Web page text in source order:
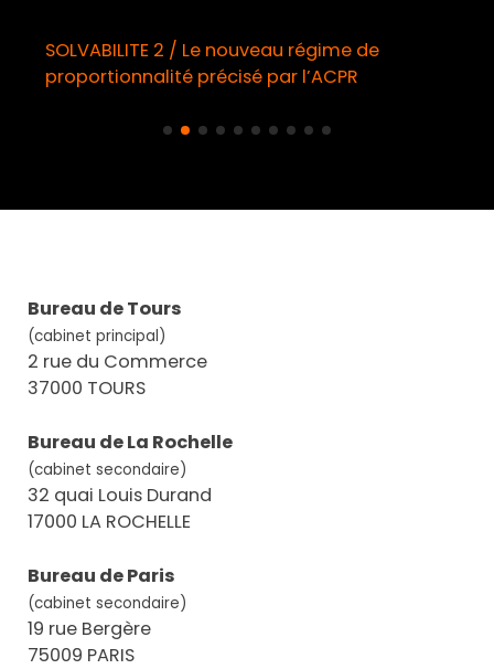
régime de
Démarchage téléphonique /
obligatoire à compter du 11
Bureau de Tours
(cabinet principal)
2 rue du Commerce
37000 TOURS
Bureau de La Rochelle
(cabinet secondaire)
32 quai Louis Durand
17000 LA ROCHELLE
Bureau de Paris
(cabinet secondaire)
19 rue Bergère
75009 PARIS